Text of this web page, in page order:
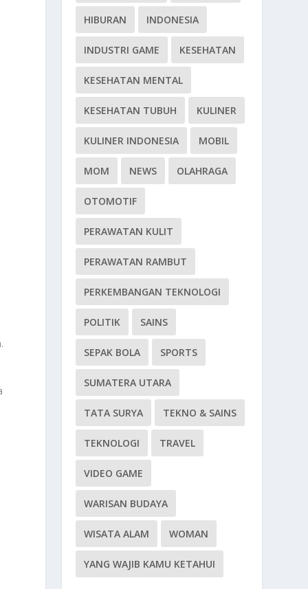
HIBURAN INDONESIA
INDUSTRI GAME KESEHATAN
KESEHATAN MENTAL
KESEHATAN TUBUH KULINER
KULINER INDONESIA MOBIL
MOM NEWS OLAHRAGA
OTOMOTIF
PERAWATAN KULIT
PERAWATAN RAMBUT
PERKEMBANGAN TEKNOLOGI
POLITIK SAINS
SEPAK BOLA SPORTS
SUMATERA UTARA
TATA SURYA TEKNO & SAINS
TEKNOLOGI TRAVEL
VIDEO GAME
WARISAN BUDAYA
WISATA ALAM WOMAN
YANG WAJIB KAMU KETAHUI